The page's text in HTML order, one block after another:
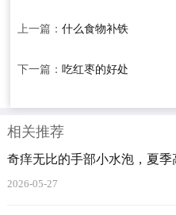
上一篇： 什么食物补铁
下一篇： 吃红枣的好处
相关推荐
奇痒无比的手部小水泡，夏
2026-05-27